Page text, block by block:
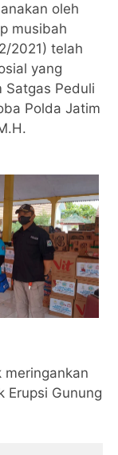
oleh
musibah
2021) telah
yang
Satgas Peduli
Polda Jatim
Erupsi Gunung